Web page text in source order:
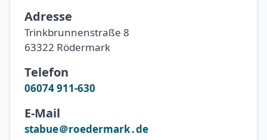
Adresse
Trinkbrunnenstraße 8
63322 Rödermark
Telefon
06074 911-630
E-Mail
stabue＠roedermark․de